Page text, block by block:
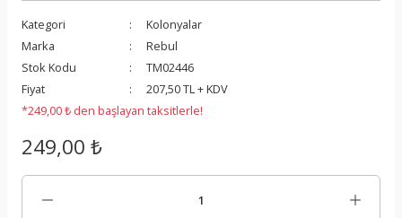
Kategori
Kolonyalar
Marka
Rebul
Stok Kodu
TM02446
Fiyat
207,50 TL + KDV
*249,00 ₺ den başlayan taksitlerle!
249,00 ₺